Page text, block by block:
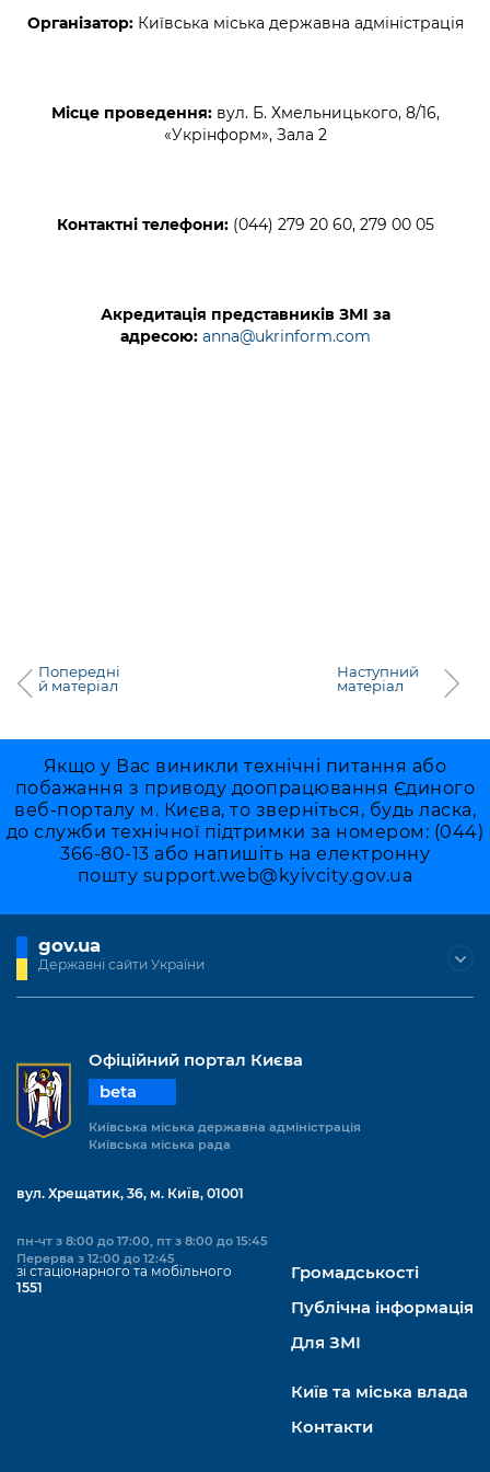
Гендерна політика
Київська міська військова адміністрація
Портал Захисників та Захисниць
Портал послуг
Важливе під час воєнного стану
Уряд» – місцевий рівень»
Про відкриті дані
Публічні дашборди
Організатор:Київська міська державна адміністрація
Місце проведення:вул. Б. Хмельницького, 8/16,
«Укрінформ», Зала 2
Контактні телефони:(044) 279 20 60, 279 00 05
Акредитація представників ЗМІ за
адресою: anna@ukrinform.com
Попередні
й матеріал
Наступний
матеріал
Якщо у Вас виникли технічні питання або
побажання з приводу доопрацювання Єдиного
веб-порталу м. Києва, то зверніться, будь ласка,
до служби технічної підтримки за номером: (044)
366-80-13 або напишіть на електронну
пошту support.web@kyivcity.gov.ua
gov.ua
Державні сайти України
Офіційний портал Києва
beta
Київська міська державна адміністрація
Київська міська рада
вул. Хрещатик, 36, м. Київ, 01001
пн-чт з 8:00 до 17:00, пт з 8:00 до 15:45
Перерва з 12:00 до 12:45
зі стаціонарного та мобільного
1551
Громадськості
Публічна інформація
Для ЗМІ
Київ та міська влада
Контакти